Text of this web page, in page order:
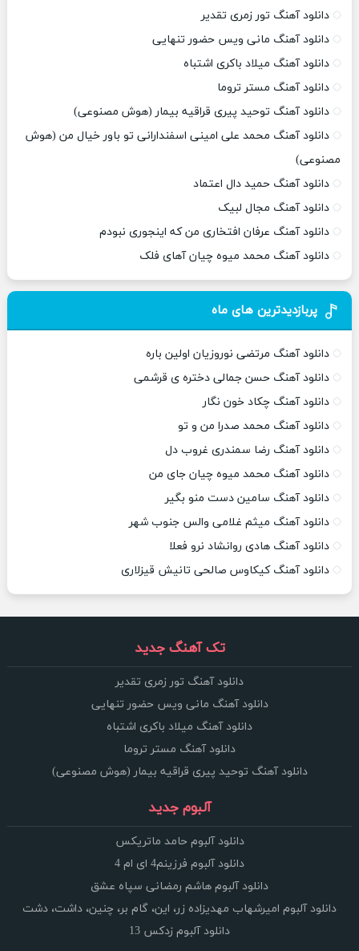
دانلود آهنگ تور زمری تقدیر
دانلود آهنگ مانی ویس حضور تنهایی
دانلود آهنگ میلاد باکری اشتباه
دانلود آهنگ مستر تروما
دانلود آهنگ توحید پیری قراقیه بیمار (هوش مصنوعی)
دانلود آهنگ محمد علی امینی اسفندارانی تو باور خیال من (هوش
مصنوعی)
دانلود آهنگ حمید دال اعتماد
دانلود آهنگ مجال لبیک
دانلود آهنگ عرفان افتخاری من که اینجوری نبودم
دانلود آهنگ محمد میوه چیان آهای فلک
پربازدیدترین های ماه
دانلود آهنگ مرتضی نوروزیان اولین باره
دانلود آهنگ حسن جمالی دختره ی قرشمی
دانلود آهنگ چکاد خون نگار
دانلود آهنگ محمد صدرا من و تو
دانلود آهنگ رضا سمندری غروب دل
دانلود آهنگ محمد میوه چیان جای من
دانلود آهنگ سامین دست منو بگیر
دانلود آهنگ میثم غلامی والس جنوب شهر
دانلود آهنگ هادی روانشاد نرو فعلا
دانلود آهنگ کیکاوس صالحی تانیش قیزلاری
تک آهنگ جدید
دانلود آهنگ تور زمری تقدیر
دانلود آهنگ مانی ویس حضور تنهایی
دانلود آهنگ میلاد باکری اشتباه
دانلود آهنگ مستر تروما
دانلود آهنگ توحید پیری قراقیه بیمار (هوش مصنوعی)
آلبوم جدید
دانلود آلبوم حامد ماتریکس
دانلود آلبوم فرزینم4 ای ام 4
دانلود آلبوم هاشم رمضانی سپاه عشق
دانلود آلبوم امیرشهاب مهدیزاده زر، این، گام بر، چنین، داشت، دشت
دانلود آلبوم زدکس 13